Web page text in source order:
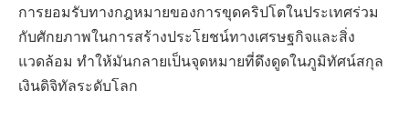
การยอมรับทางกฎหมายของการขุดคริปโตในประเทศร่วม
กับศักยภาพในการสร้างประโยชน์ทางเศรษฐกิจและสิ่ง
แวดล้อม ทำให้มันกลายเป็นจุดหมายที่ดึงดูดในภูมิทัศน์สกุล
เงินดิจิทัลระดับโลก